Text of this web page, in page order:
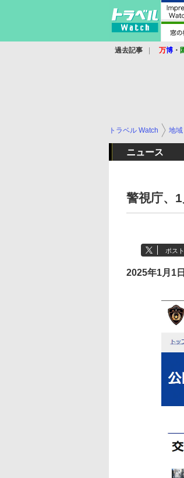
過去記事 万博 ・
トラベル Watch 地域
ニュース
警視庁、
ポスト
2025年1月1